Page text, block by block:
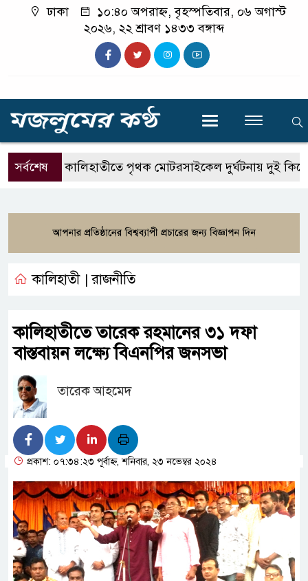
ঢাকা
১০:৪০ অপরাহ্ন, বৃহস্পতিবার, ০৬ অগাস্ট
২০২৬, ২২ শ্রাবণ ১৪৩৩ বঙ্গাব্দ
সর্বশেষকালিহাতীতে পৃথক মোটরসাইকেল দুর্ঘটনায় দুই কিশোর
কালিহাতী |রাজনীতি
কালিহাতীতে তারেক রহমানের ৩১ দফা
বাস্তবায়ন লক্ষ্যে বিএনপির জনসভা
তারেক আহমেদ
প্রকাশ: ০৭:৩৪:২৩ পূর্বাহ্ন, শনিবার, ২৩ নভেম্বর ২০২৪